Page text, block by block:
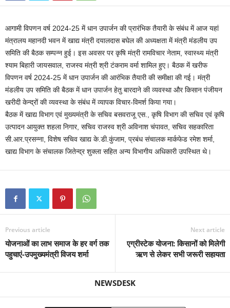
आगामी विपणन वर्ष 2024-25 में धान उपार्जन की प्रारंभिक तैयारी के संबंध में आज यहां
मंत्रालय महानदी भवन में खाद्य मंत्री दयालदास बघेल की अध्यक्षता में मंत्री मंडलीय उप
समिति की बैठक सम्पन्न हुई। इस अवसर पर कृषि मंत्री रामविचार नेताम, स्वास्थ्य मंत्री
श्याम बिहारी जायसवाल, राजस्व मंत्री श्री टंकराम वर्मा शामिल हुए। बैठक में खरीफ
विपणन वर्ष 2024-25 में धान उपार्जन की आरंभिक तैयारी की समीक्षा की गई। मंत्री
मंडलीय उप समिति की बैठक में धान उपार्जन हेतु बारदाने की व्यवस्था और किसान पंजीयन
खरीदी केन्द्रों की व्यवस्था के संबंध में व्यापक विचार-विमर्श किया गया।
बैठक में खाद्य विभाग एवं मुख्यमंत्री के सचिव बसवराजू एस., कृषि विभाग की सचिव एवं कृषि
उत्पादन आयुक्त शहला निगार, सचिव राजस्व श्री अविनाश चंपावत, सचिव सहकारिता
सी.आर.प्रसन्ना, विशेष सचिव खाद्य के.डी.कुंजाम, प्रबंध संचालक मार्कफेड रमेश शर्मा,
खाद्य विभाग के संचालक जितेन्द्र शुक्ला सहित अन्य विभागीय अधिकारी उपस्थित थे।
Previous article
योजनाओं का लाभ समाज के हर वर्ग तक
पहुचाएं-उपमुख्यमंत्री विजय शर्मा
Next article
एग्रीस्टेक योजना: किसानों को मिलेगी
ऋण से लेकर सभी जरूरी सहायता
NEWSDESK